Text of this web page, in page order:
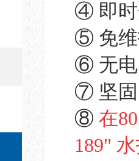
④ 即
⑤ 免维
⑥ 无电
⑦ 坚固
⑧ 在
189"